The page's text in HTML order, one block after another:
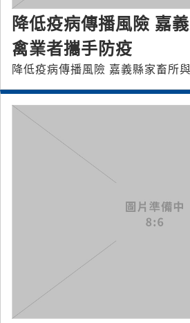
降低疫病傳播風險 嘉
禽業者攜手防疫
降低疫病傳播風險 嘉義縣家畜所